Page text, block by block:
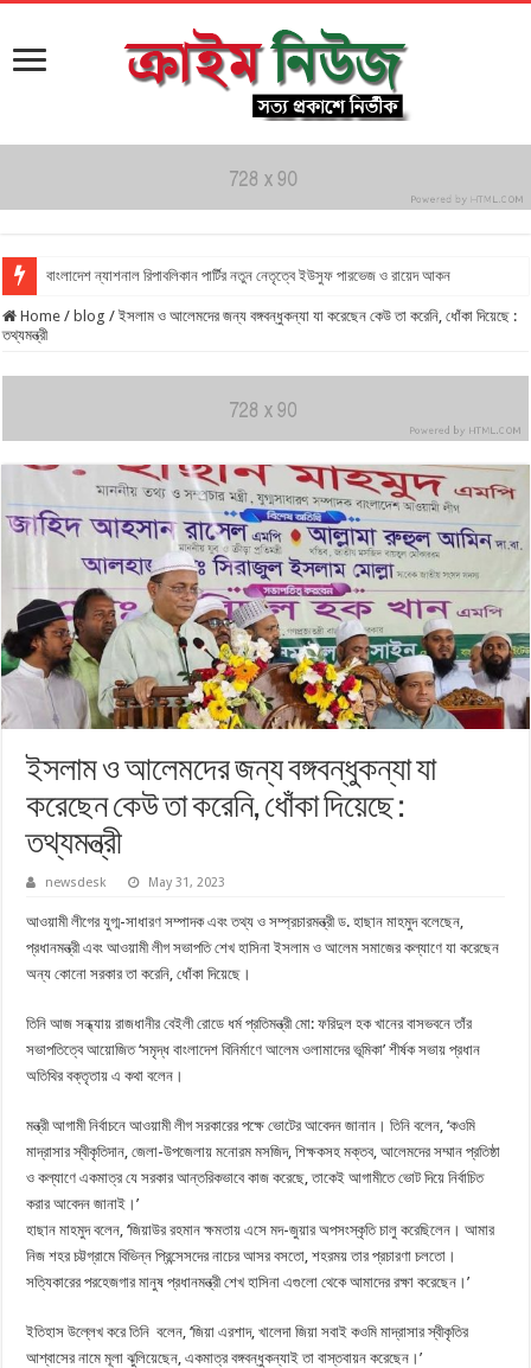
বাংলাদেশ ন্যাশনাল রিপাবলিকান পার্টির নতুন নেতৃত্বে ইউসুফ পারভেজ ও রায়েদ আকন
Home / blog / ইসলাম ও আলেমদের জন্য বঙ্গবন্ধুকন্যা যা করেছেন কেউ তা করেনি, ধোঁকা দিয়েছে :
তথ্যমন্ত্রী
ইসলাম ও আলেমদের জন্য বঙ্গবন্ধুকন্যা যা
করেছেন কেউ তা করেনি, ধোঁকা দিয়েছে :
তথ্যমন্ত্রী
newsdesk May 31, 2023
আওয়ামী লীগের যুগ্ম-সাধারণ সম্পাদক এবং তথ্য ও সম্প্রচারমন্ত্রী ড. হাছান মাহমুদ বলেছেন,
প্রধানমন্ত্রী এবং আওয়ামী লীগ সভাপতি শেখ হাসিনা ইসলাম ও আলেম সমাজের কল্যাণে যা করেছেন
অন্য কোনো সরকার তা করেনি, ধোঁকা দিয়েছে।
তিনি আজ সন্ধ্যায় রাজধানীর বেইলী রোডে ধর্ম প্রতিমন্ত্রী মো: ফরিদুল হক খানের বাসভবনে তাঁর
সভাপতিত্বে আয়োজিত ‘সমৃদ্ধ বাংলাদেশ বিনির্মাণে আলেম ওলামাদের ভূমিকা’ শীর্ষক সভায় প্রধান
অতিথির বক্তৃতায় এ কথা বলেন।
মন্ত্রী আগামী নির্বাচনে আওয়ামী লীগ সরকারের পক্ষে ভোটের আবেদন জানান। তিনি বলেন, ‘কওমি
মাদ্রাসার স্বীকৃতিদান, জেলা-উপজেলায় মনোরম মসজিদ, শিক্ষকসহ মক্তব, আলেমদের সম্মান প্রতিষ্ঠা
ও কল্যাণে একমাত্র যে সরকার আন্তরিকভাবে কাজ করেছে, তাকেই আগামীতে ভোট দিয়ে নির্বাচিত
করার আবেদন জানাই।’
হাছান মাহমুদ বলেন, ‘জিয়াউর রহমান ক্ষমতায় এসে মদ-জুয়ার অপসংস্কৃতি চালু করেছিলেন। আমার
নিজ শহর চট্টগ্রামে বিভিন্ন প্রিন্সেসদের নাচের আসর বসতো, শহরময় তার প্রচারণা চলতো।
সত্যিকারের পরহেজগার মানুষ প্রধানমন্ত্রী শেখ হাসিনা এগুলো থেকে আমাদের রক্ষা করেছেন।’
ইতিহাস উল্লেখ করে তিনি বলেন, ‘জিয়া এরশাদ, খালেদা জিয়া সবাই কওমি মাদ্রাসার স্বীকৃতির
আশ্বাসের নামে মূলা ঝুলিয়েছেন, একমাত্র বঙ্গবন্ধুকন্যাই তা বাস্তবায়ন করেছেন।’